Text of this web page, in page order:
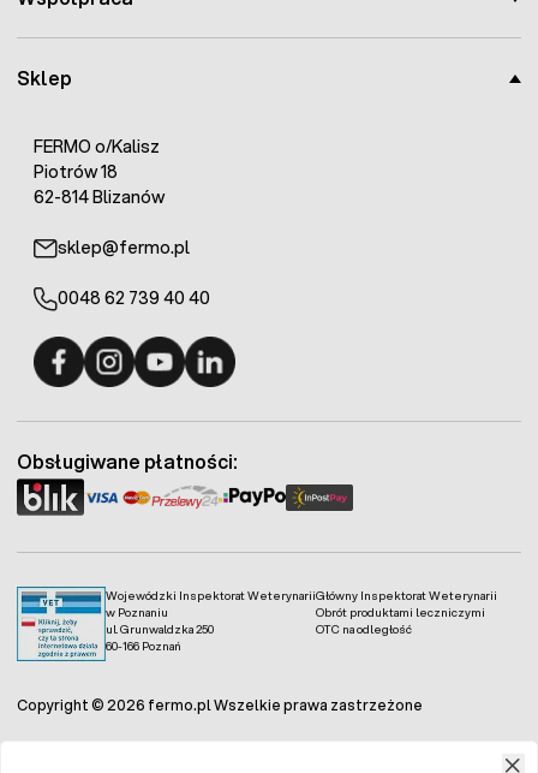
Sklep
FERMO o/Kalisz
Piotrów 18
62-814 Blizanów
sklep@fermo.pl
0048 62 739 40 40
Wojewódzki Inspektorat Weterynarii
w Poznaniu
ul. Grunwaldzka 250
60-166 Poznań
Główny Inspektorat Weterynarii
Obrót produktami leczniczymi
OTC na odległość
Obsługiwane płatności:
Copyright © 2026 fermo.pl Wszelkie prawa zastrzeżone